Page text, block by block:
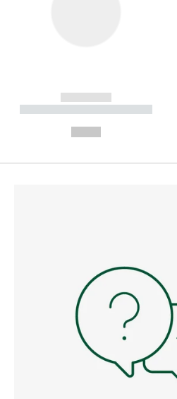
------------
----------- ----------- --------